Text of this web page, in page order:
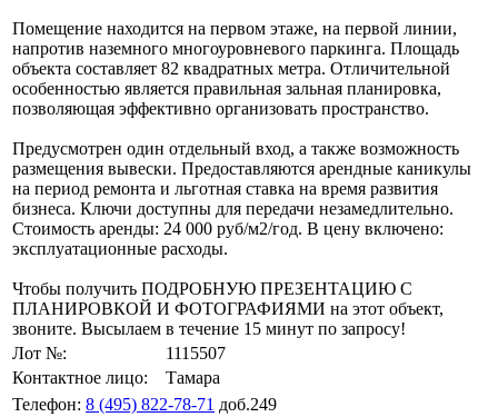
Помещение находится на первом этаже, на первой линии,
напротив наземного многоуровневого паркинга. Площадь
объекта составляет 82 квадратных метра. Отличительной
особенностью является правильная зальная планировка,
позволяющая эффективно организовать пространство.
Предусмотрен один отдельный вход, а также возможность
размещения вывески. Предоставляются арендные каникулы
на период ремонта и льготная ставка на время развития
бизнеса. Ключи доступны для передачи незамедлительно.
Стоимость аренды: 24 000 руб/м2/год. В цену включено:
эксплуатационные расходы.
Чтобы получить ПОДРОБНУЮ ПРЕЗЕНТАЦИЮ С
ПЛАНИРОВКОЙ И ФОТОГРАФИЯМИ на этот объект,
звоните. Высылаем в течение 15 минут по запросу!
Лот №:
1115507
Контактное лицо:
Тамара
Телефон: 8 (495) 822-78-71 доб.249